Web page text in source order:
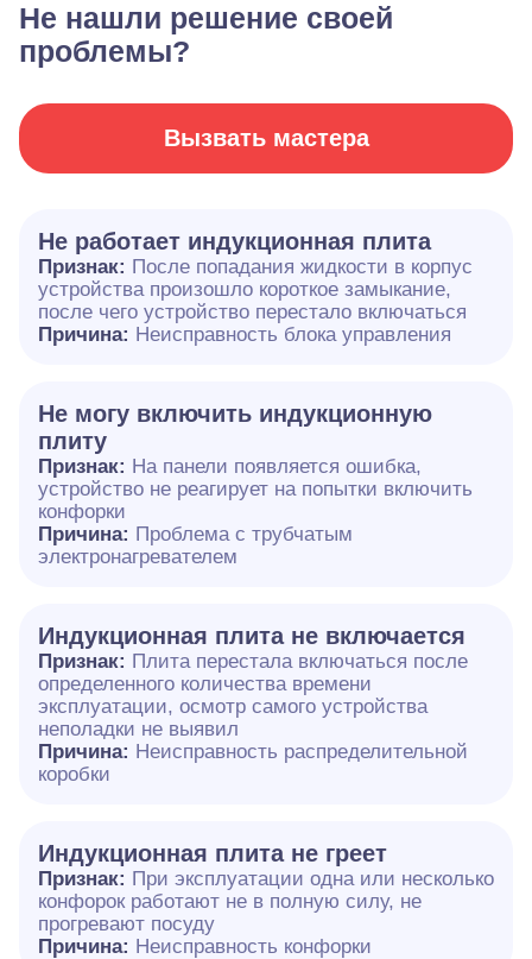
Не нашли решение своей
проблемы?
Вызвать мастера
Не работает индукционная плита
Признак: После попадания жидкости в корпус
устройства произошло короткое замыкание,
после чего устройство перестало включаться
Причина: Неисправность блока управления
Не могу включить индукционную
плиту
Признак: На панели появляется ошибка,
устройство не реагирует на попытки включить
конфорки
Причина: Проблема с трубчатым
электронагревателем
Индукционная плита не включается
Признак: Плита перестала включаться после
определенного количества времени
эксплуатации, осмотр самого устройства
неполадки не выявил
Причина: Неисправность распределительной
коробки
Индукционная плита не греет
Признак: При эксплуатации одна или несколько
конфорок работают не в полную силу, не
прогревают посуду
Причина: Неисправность конфорки